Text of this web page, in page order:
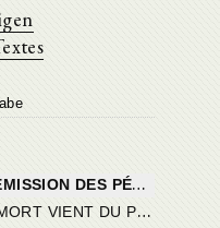
BAPTÊME DES PETITS ENFANTS.
VIENT DU PÉCHÉ.